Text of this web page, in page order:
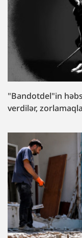
"Bandotdel"in
verdilər,